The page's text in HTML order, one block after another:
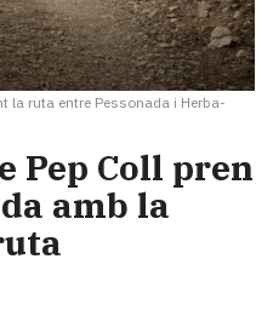
la ruta entre Pessonada i Herba-
Pep Coll pren
amb la